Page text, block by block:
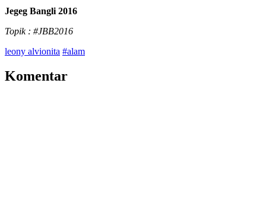
Jegeg Bangli 2016
Topik : #JBB2016
leony alvionita #alam
Komentar